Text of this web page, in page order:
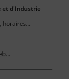
et d'Industrie
horaires...